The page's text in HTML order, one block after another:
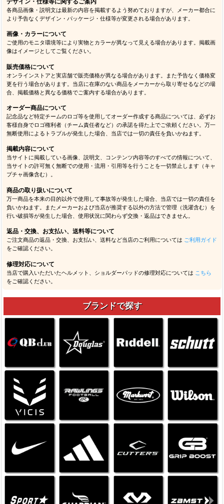
デザイン・仕様等に関するご案内
各商品画像・説明文は最新の内容を掲載するよう努めておりますが、メーカー都合に
より予告なくデザイン・パッケージ・仕様等が変更される場合があります。
画像・カラーについて
ご使用のモニタ環境等により実物とカラーが異なって見える場合があります。掲載画
像はイメージとしてご覧ください。
販売価格について
オンラインストアと実店舗で販売価格が異なる場合があります。また予告なく価格変
更を行う場合があります。当店に在庫のない商品をメーカーから取り寄せるなどの場
合、掲載価格と異なる価格でご案内する場合があります。
オーダー商品について
記念品など特定チームのロゴ等を使用してオーダー作成する商品については、必ずお
客様自身でロゴ権利者（チーム責任者など）の承諾を得た上でご依頼ください。万一
無断使用によるトラブルが発生した場合、当店では一切の責任を負いかねます。
掲載内容について
当サイトに掲載している画像、説明文、コンテンツ内容等のすべての情報について、
当サイトの許可無く無断での使用・流用・引用等を行うことを一切禁止します（キャ
プチャ画像含む）。
商品の取り扱いについて
万一商品を本来の目的以外で使用して事故等が発生した場合、当店では一切の責任を
負いかねます。またメーカーおよび当店が推奨する以外の方法で管理（洗濯含む）を
行い破損等が発生した場合、使用状況に関わらず交換・返品はできません。
返品・交換、お支払い、送料等について
ご注文商品の返品・交換、お支払い、送料など当店のご利用については ご利用ガイド
をご確認ください。
修理対応について
当店で購入いただいたヘルメット、ショルダーパッドの修理対応については こちら
をご確認ください。
ブランドで探す